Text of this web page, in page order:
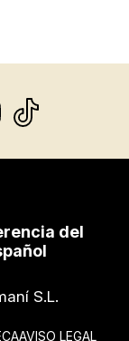
del
S.L.
AVISO LEGAL